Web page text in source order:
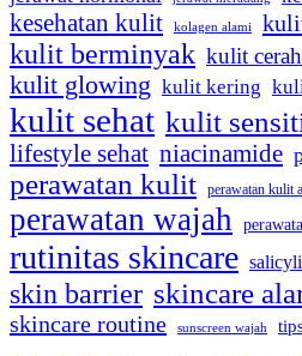
kesehatan kulit kolagen alami
kulit berminyak kulit cerah
kulit glowing kulit kering
kulit sehat kulit
lifestyle sehat niacinamide
perawatan kulit perawatan kulit
perawatan wajah
rutinitas skincare
skin barrier skincare
skincare routine sunscreen wajah